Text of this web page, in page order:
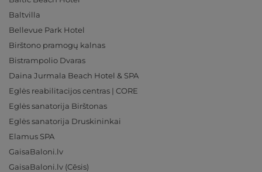
Baltvilla
Bellevue Park Hotel
Birštono pramogų kalnas
Bistrampolio Dvaras
Daina Jurmala Beach Hotel & SPA
Eglės reabilitacijos centras | CORE
Eglės sanatorija Birštonas
Eglės sanatorija Druskininkai
Elamus SPA
GaisaBaloni.lv
GaisaBaloni.lv (Cēsis)